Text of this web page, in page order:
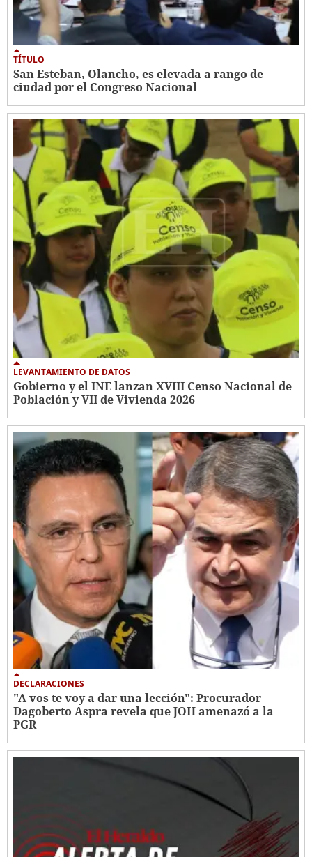
TÍTULO
San Esteban, Olancho, es elevada a rango de
ciudad por el Congreso Nacional
LEVANTAMIENTO DE DATOS
Gobierno y el INE lanzan XVIII Censo Nacional de
Población y VII de Vivienda 2026
DECLARACIONES
"A vos te voy a dar una lección": Procurador
Dagoberto Aspra revela que JOH amenazó a la
PGR